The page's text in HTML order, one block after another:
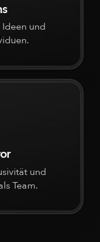
und
und
Team.